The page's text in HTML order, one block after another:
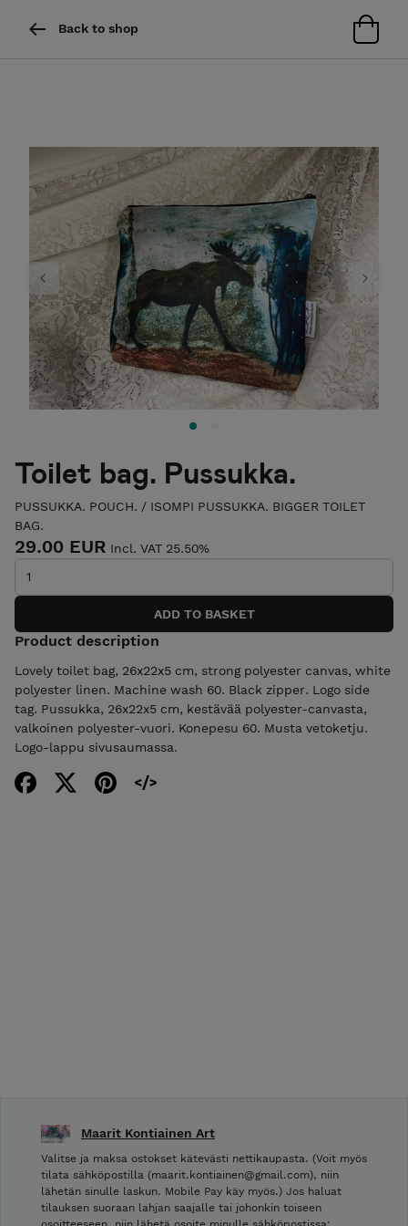
Back to shop
Previous Next
Toilet bag. Pussukka.
PUSSUKKA. POUCH. / ISOMPI PUSSUKKA. BIGGER TOILET
BAG.
29.00 EUR Incl. VAT 25.50%
Product description
Lovely toilet bag, 26x22x5 cm, strong polyester canvas, white
polyester linen. Machine wash 60. Black zipper. Logo side
tag. Pussukka, 26x22x5 cm, kestävää polyester-canvasta,
valkoinen polyester-vuori. Konepesu 60. Musta vetoketju.
Logo-lappu sivusaumassa.
Maarit Kontiainen Art
Valitse ja maksa ostokset kätevästi nettikaupasta. (Voit myös
tilata sähköpostilla (maarit.kontiainen@gmail.com), niin
lähetän sinulle laskun. Mobile Pay käy myös.) Jos haluat
tilauksen suoraan lahjan saajalle tai johonkin toiseen